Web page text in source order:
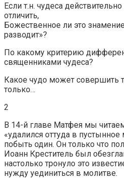
Если т.н. чудеса
отличить,
Божественное ли это
разводит»?
По какому критерию
священниками чудеса?
Какое чудо может совершить
только…
2
В 14-й главе Матфея мы
«удалился оттуда в
побыть один. Он только что
Иоанн Креститель был
настолько тронуло это
нужду уединиться в молитве.